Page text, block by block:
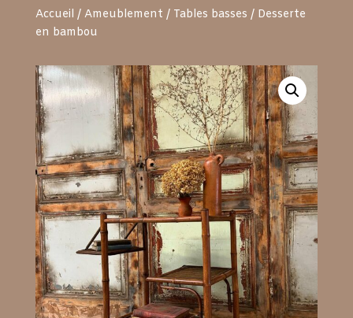
Accueil / Ameublement / Tables basses / Desserte
en bambou